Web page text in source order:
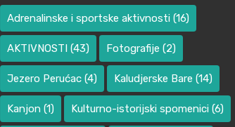
Adrenalinske i sportske aktivnosti (16)
AKTIVNOSTI (43) Fotografije (2)
Jezero Perućac (4) Kaludjerske Bare (14)
Kanjon (1) Kulturno-istorijski spomenici (6)